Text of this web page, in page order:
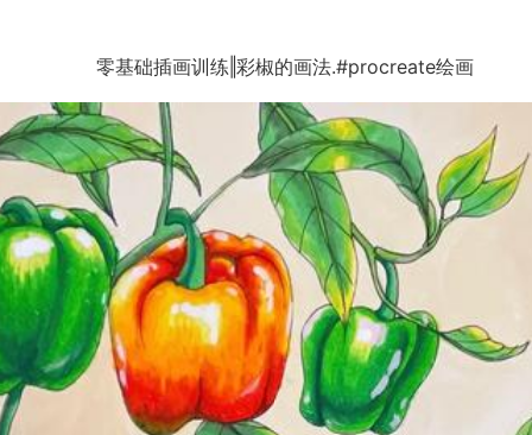
零基础插画训练‖彩椒的画法.#procreate绘画